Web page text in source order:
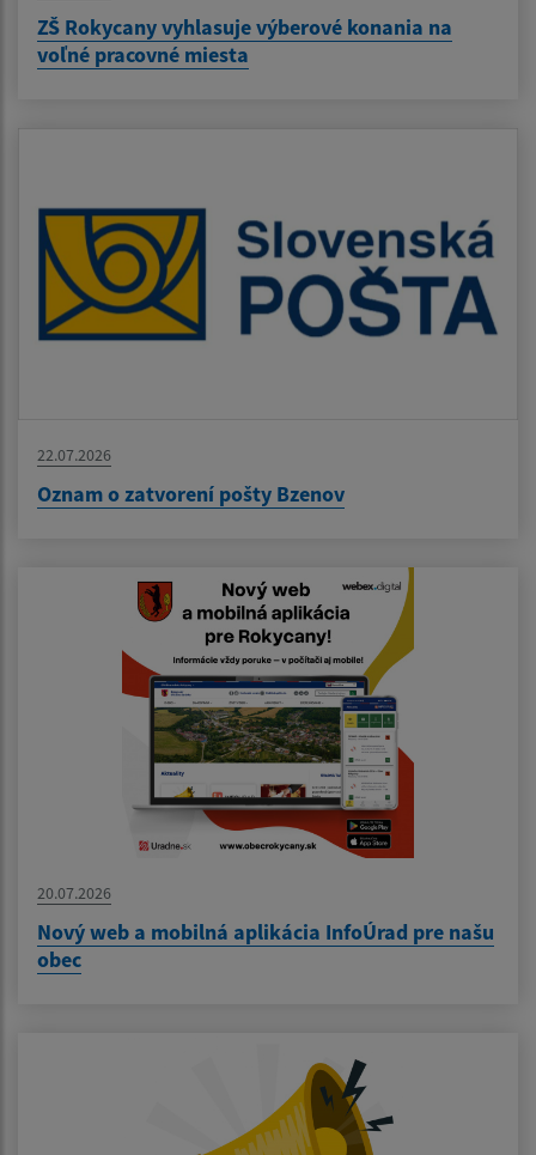
ZŠ Rokycany vyhlasuje výberové konania na
voľné pracovné miesta
22.07.2026
Oznam o zatvorení pošty Bzenov
20.07.2026
Nový web a mobilná aplikácia InfoÚrad pre našu
obec